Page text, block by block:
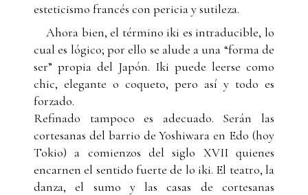
esteticismo francés con pericia y sutileza.
Ahora bien, el término iki es intraducible, lo
cual es lógico; por ello se alude a una “forma de
ser” propia del Japón. Iki puede leerse como
chic, elegante o coqueto, pero así y todo es
forzado.
Refinado tampoco es adecuado. Serán las
cortesanas del barrio de Yoshiwara en Edo (hoy
Tokio) a comienzos del siglo XVII quienes
encarnen el sentido fuerte de lo iki. El teatro, la
danza, el sumo y las casas de cortesanas